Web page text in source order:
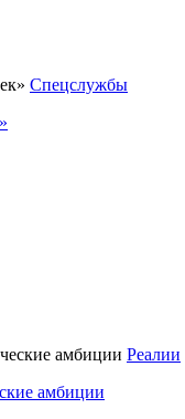
Спецслужбы
Реалии
амбиции